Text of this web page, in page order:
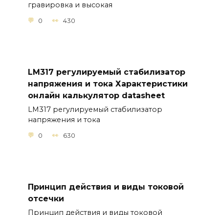
гравировка и высокая
0 430
LM317 регулируемый стабилизатор
напряжения и тока Характеристики
онлайн калькулятор datasheet
LM317 регулируемый стабилизатор
напряжения и тока
0 630
Принцип действия и виды токовой
отсечки
Принцип действия и виды токовой